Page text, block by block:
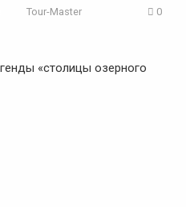
Tour-Master 0
«столицы озерного